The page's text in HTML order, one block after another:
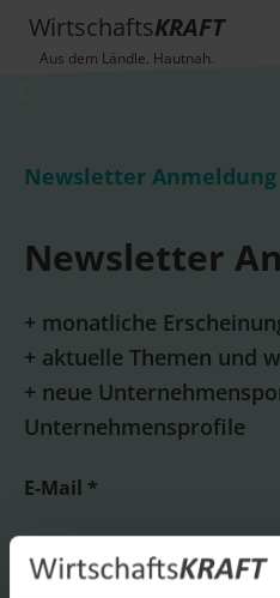
WirtschaftsKRAFT
Aus dem Ländle. Hautnah.
Newsletter Anmeldung
Newsletter
+ monatliche
+ aktuelle Themen und
+ neue
Unternehmensprofile
E-Mail *